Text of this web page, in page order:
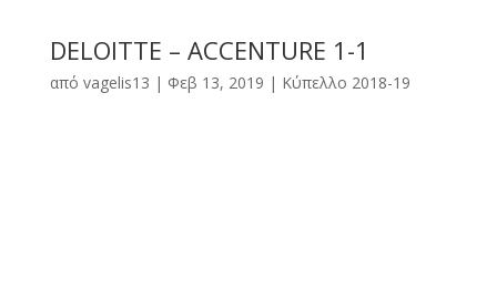
DELOITTE – ACCENTURE 1-1
από vagelis13 | Φεβ 13, 2019 | Κύπελλο 2018-19